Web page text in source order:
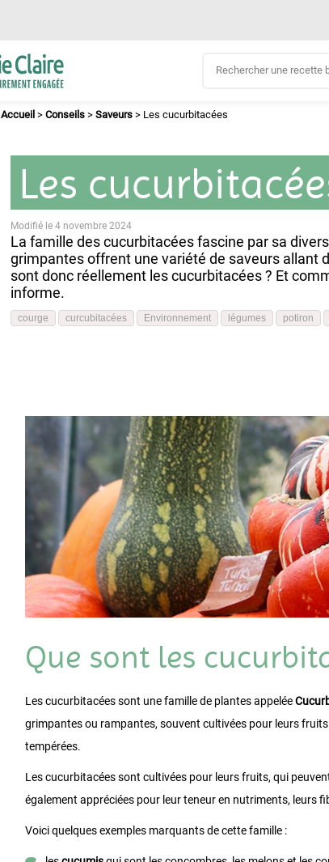
Accueil > Conseils> Saveurs> Les cucurbitacées
Les
Modifié le 4 novembre 2024
La famille des cucurbitacées fascine par sa
grimpantes offrent une variété de saveurs allant
sont donc réellement les cucurbitacées ? Et
informe.
courge curcubitacées Environnement légumes potiron
Que sont les
Les cucurbitacées sont une famille de plantes appelée
grimpantes ou rampantes, souvent cultivées pour leurs
tempérées.
Les cucurbitacées sont cultivées pour leurs fruits, qui
également appréciées pour leur teneur en nutriments, leurs
Voici quelques exemples marquants de cette famille :